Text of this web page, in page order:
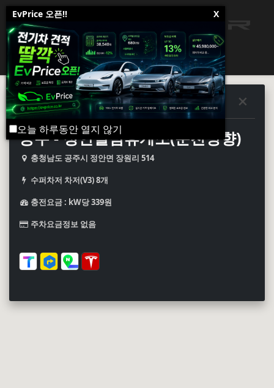
EvPrice 오픈!! X
오늘 하루동안 열지 않기
전국 테슬라 수퍼차저 & 데스티네
수퍼차저
공주 - 정안알밤휴게소(순천방향)
충청남도 공주시 정안면 장원리 514
수퍼차저 차저(V3) 8개
충전요금 : kW당 339원
주차요금정보 없음
수퍼차저 데스티네이션차저